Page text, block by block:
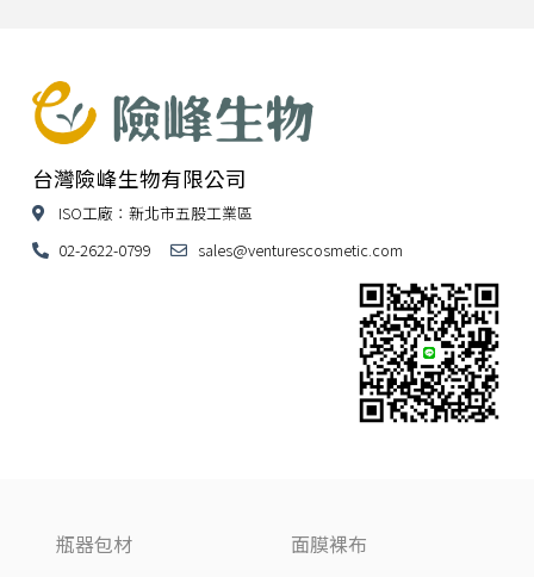
台灣險峰生物有限公司
ISO工廠：新北市五股工業區
02-2622-0799
sales@venturescosmetic.com
瓶器包材
面膜裸布